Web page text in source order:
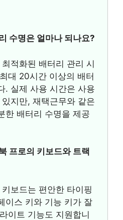
수명은 얼마나 되나요?
적화된 배터리 관리 시
대 20시간 이상의 배터
. 실제 사용 시간은 사용
지만, 재택근무와 같은
한 배터리 수명을 제공
프로의 키보드와 트랙
보드는 편안한 타이핑
이스 키와 기능 키가 잘
이트 기능도 지원합니